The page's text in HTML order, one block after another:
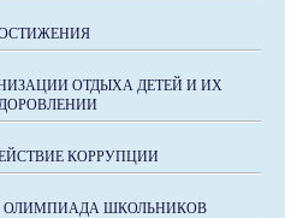
ОТДЫХА ДЕТЕЙ И ИХ
КОРРУПЦИИ
ОЛИМПИАДА ШКОЛЬНИКОВ